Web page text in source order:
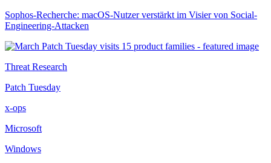
Sophos-Recherche: macOS-Nutzer verstärkt im Visier von Social-
Engineering-Attacken
Threat Research
Patch Tuesday
x-ops
Microsoft
Windows